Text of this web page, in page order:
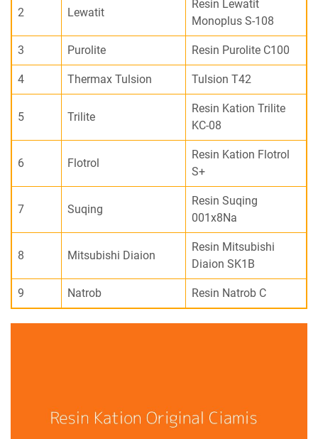
2 Lewatit
Resin Lewatit
Monoplus S-108
3 Purolite Resin Purolite C100
4 Thermax Tulsion Tulsion T42
5 Trilite
Resin Kation Trilite
KC-08
6 Flotrol
Resin Kation Flotrol
S+
7 Suqing
Resin Suqing
001x8Na
8 Mitsubishi Diaion
Resin Mitsubishi
Diaion SK1B
9 Natrob Resin Natrob C